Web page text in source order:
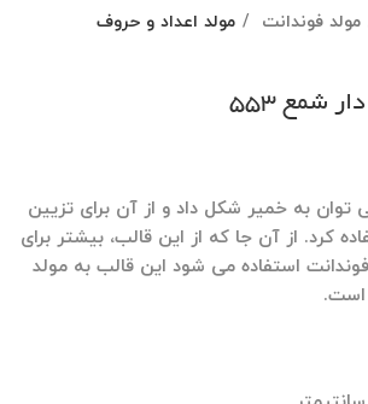
مولد فوندانت مولد اعداد و حروف
شمع ۵۵۳
توان به خمیر شکل داد و از آن برای تزیین
کرد. از آن جا که از این قالب، بیشتر برای
استفاده می شود این قالب به مولد
است.